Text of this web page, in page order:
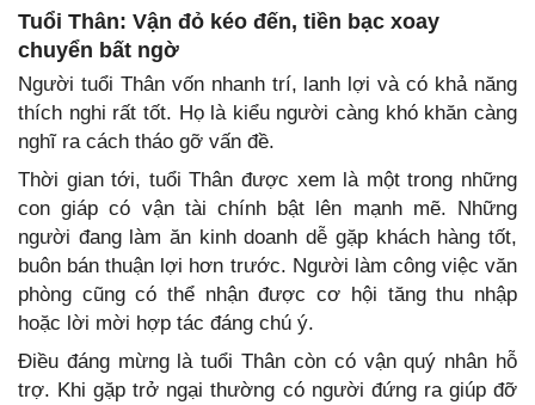
Tuổi Thân: Vận đỏ kéo đến, tiền bạc xoay
chuyển bất ngờ
Người tuổi Thân vốn nhanh trí, lanh lợi và có khả năng
thích nghi rất tốt. Họ là kiểu người càng khó khăn càng
nghĩ ra cách tháo gỡ vấn đề.
Thời gian tới, tuổi Thân được xem là một trong những
con giáp có vận tài chính bật lên mạnh mẽ. Những
người đang làm ăn kinh doanh dễ gặp khách hàng tốt,
buôn bán thuận lợi hơn trước. Người làm công việc văn
phòng cũng có thể nhận được cơ hội tăng thu nhập
hoặc lời mời hợp tác đáng chú ý.
Điều đáng mừng là tuổi Thân còn có vận quý nhân hỗ
trợ. Khi gặp trở ngại thường có người đứng ra giúp đỡ